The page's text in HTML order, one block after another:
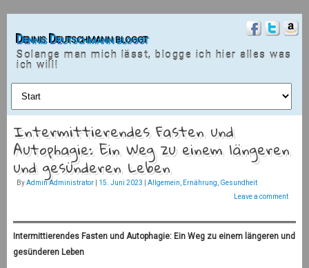
Dennis Deutschmann bloggt
Solange man mich lässt, blogge ich hier alles was
ich will!
Intermittierendes Fasten und
Autophagie: Ein Weg zu einem längeren
und gesünderen Leben
ByAdmin Administrator 15. Juni 2023 Allgemein Ernährung Gesundheit
Leave a comment
Intermittierendes Fasten und Autophagie: Ein Weg zu einem längeren und
gesünderen Leben